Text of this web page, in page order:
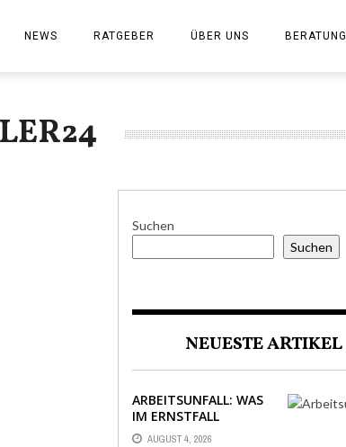
NEWS RATGEBER ÜBER UNS BERATUNG
Suchen
Suchen
NEUESTE ARTIKEL
ARBEITSUNFALL: WAS
IM ERNSTFALL
WIRKLICH ZÄHLT
AUGUST 4, 2026